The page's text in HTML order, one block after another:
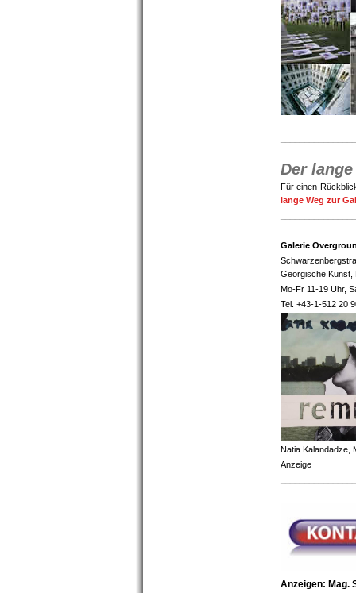
Der
Für einen
lange Weg zur
Galerie
Georgische Kunst,
Mo-Fr 11-19 Uhr,
Tel. +43-1-512 20
Natia Kalandadze,
Anzeige
Anzeigen: Mag.